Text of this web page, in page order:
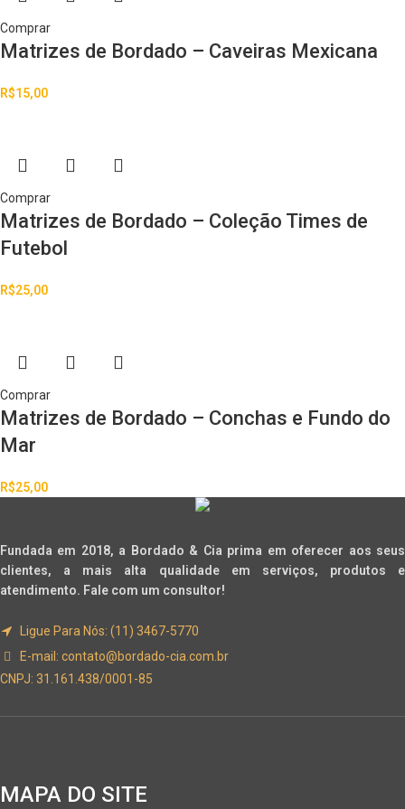
Comprar
Matrizes de Bordado – Caveiras Mexicana
R$15,00
Comprar
Matrizes de Bordado – Coleção Times de
Futebol
R$25,00
Comprar
Matrizes de Bordado – Conchas e Fundo do
Mar
R$25,00
Fundada em 2018, a Bordado & Cia prima em oferecer aos seus
clientes, a mais alta qualidade em serviços, produtos e
atendimento. Fale com um consultor!
Ligue Para Nós: (11) 3467-5770
E-mail: contato@bordado-cia.com.br
CNPJ: 31.161.438/0001-85
MAPA DO SITE